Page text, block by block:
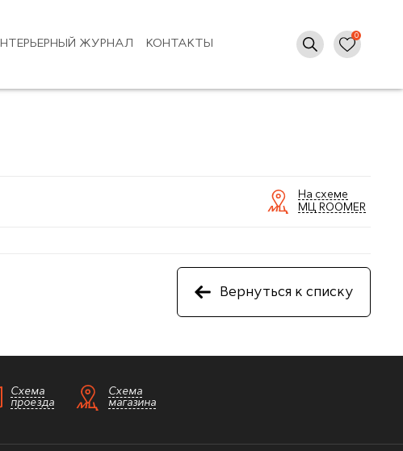
ЖУРНАЛ КОНТАКТЫ
На схеме
МЦ ROOMER
Вернуться к списку
Схема
проезда
Схема
магазина